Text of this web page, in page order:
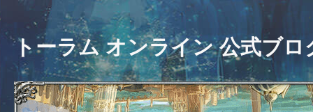
トーラム オンライン 公式ブロ